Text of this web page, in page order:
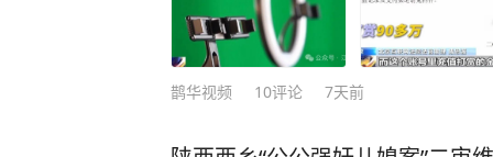
鹊华视频 10评论 7天前